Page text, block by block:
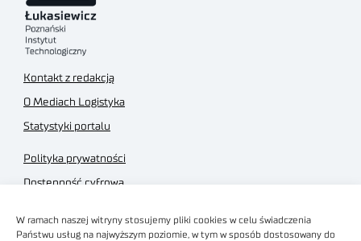
W ramach naszej witryny stosujemy pliki cookies w celu świadczenia
Państwu usług na najwyższym poziomie, w tym w sposób dostosowany do
Kontakt z redakcją
O Mediach Logistyka
Statystyki portalu
Polityka prywatności
Dostępność cyfrowa
Regulamin sklepu